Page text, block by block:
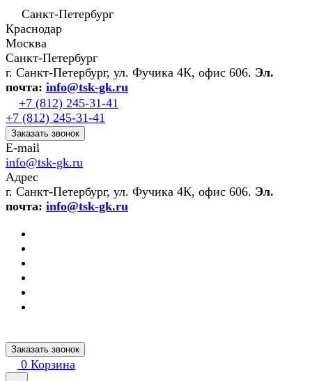
Санкт-Петербург
Краснодар
Москва
Санкт-Петербург
г. Санкт-Петербург, ул. Фучика 4К, офис 606. Эл.
почта: info@tsk-gk.ru
+7 (812) 245-31-41
+7 (812) 245-31-41
Заказать звонок
E-mail
info@tsk-gk.ru
Адрес
г. Санкт-Петербург, ул. Фучика 4К, офис 606. Эл.
почта: info@tsk-gk.ru
Заказать звонок
0 Корзина